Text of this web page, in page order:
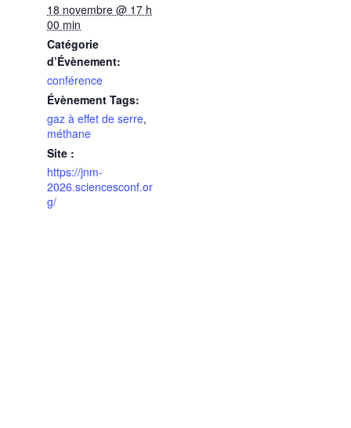
18 novembre @ 17 h
00 min
Catégorie
d’Évènement:
conférence
Évènement Tags:
gaz à effet de serre,
méthane
Site :
https://jnm-
2026.sciencesconf.or
g/